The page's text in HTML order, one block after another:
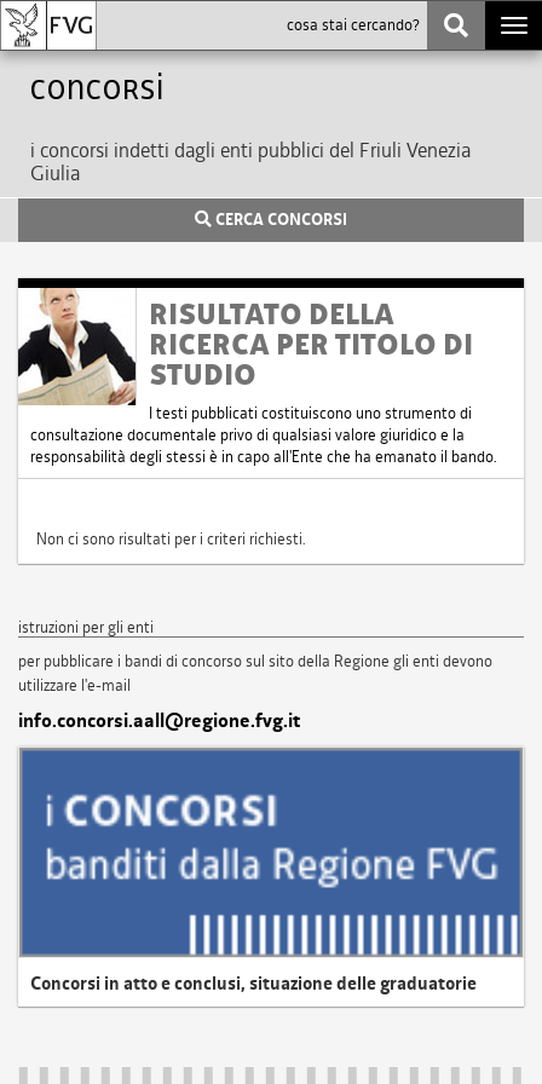
Concorsi
i concorsi indetti dagli enti pubblici del Friuli Venezia
Giulia
CERCA CONCORSI
RISULTATO DELLA
RICERCA PER TITOLO DI
STUDIO
I testi pubblicati costituiscono uno strumento di
consultazione documentale privo di qualsiasi valore giuridico e la
responsabilità degli stessi è in capo all'Ente che ha emanato il bando.
Non ci sono risultati per i criteri richiesti.
istruzioni per gli enti
per pubblicare i bandi di concorso sul sito della Regione gli enti devono
utilizzare l'e-mail
info.concorsi.aall@regione.fvg.it
Concorsi in atto e conclusi, situazione delle graduatorie